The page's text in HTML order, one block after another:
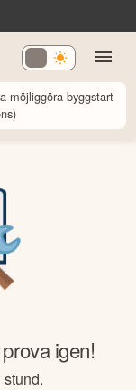
möjliggöra byggstart
igen!